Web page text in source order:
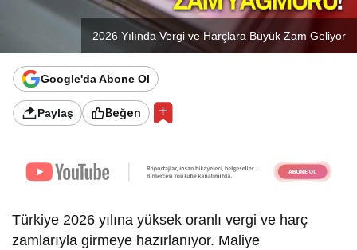
2026 Yılında Vergi ve Harçlara Büyük Zam Geliyor
Google'da Abone Ol
Paylaş Beğen
Türkiye 2026 yılına yüksek oranlı vergi ve harç
zamlarıyla girmeye hazırlanıyor. Maliye